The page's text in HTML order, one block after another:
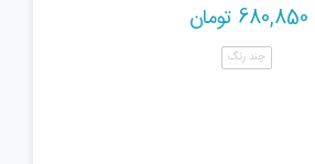
680,850 تومان
چند رنگ